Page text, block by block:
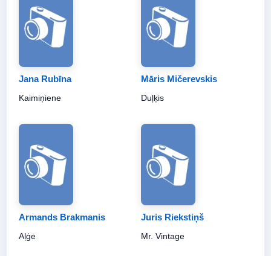
Jana Rubīna
Kaimiņiene
Māris Mičerevskis
Duļķis
Armands Brakmanis
Aļģe
Juris Riekstiņš
Mr. Vintage